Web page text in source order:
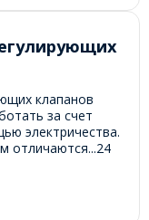
клапанов
за счет
электричества.
отличаются...24